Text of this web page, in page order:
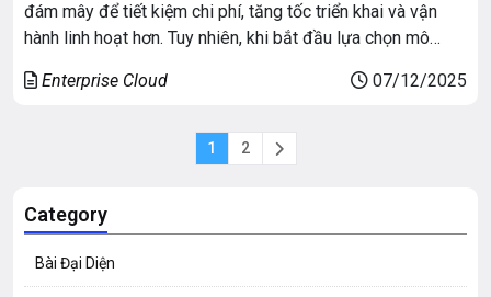
đám mây để tiết kiệm chi phí, tăng tốc triển khai và vận
hành linh hoạt hơn. Tuy nhiên, khi bắt đầu lựa chọn mô
Cloud. Mỗi mô hình đều có ưu – nhược […]
Enterprise Cloud 07/12/2025
1 2
Category
Bài Đại Diện